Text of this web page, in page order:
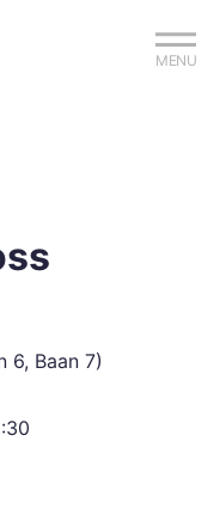
MENU
6, Baan 7)